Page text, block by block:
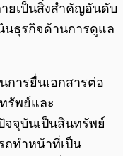
ายเป็นสิ่งสำคัญอันดับ
นธุรกิจด้านการดูแล
การยื่นเอกสารต่อ
รัพย์และ
จจุบันเป็นสินทรัพย์
ถทำหน้าที่เป็น